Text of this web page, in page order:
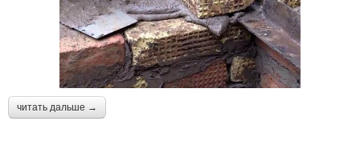
читать дальше →